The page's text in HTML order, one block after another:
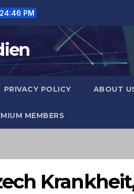
PM
PRIVACY POLICY ABOUT
MEMBERS